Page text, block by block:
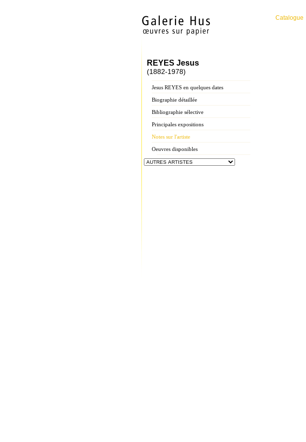
Catalogue
REYES Jesus
(1882-1978)
Jesus REYES en quelques dates
Biographie détaillée
Bibliographie sélective
Principales expositions
Notes sur l'artiste
Oeuvres disponibles